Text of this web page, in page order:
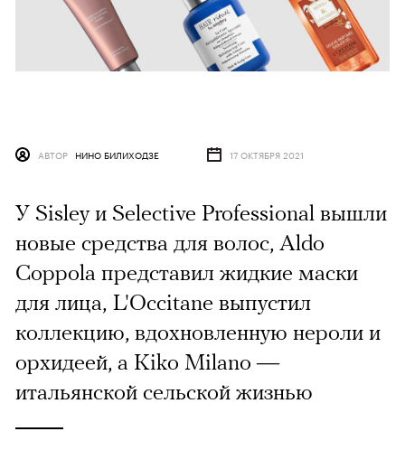
АВТОР НИНО БИЛИХОДЗЕ 17 ОКТЯБРЯ 2021
У Sisley и Selective Professional вышли
новые средства для волос, Aldo
Coppola представил жидкие маски
для лица, L'Occitane выпустил
коллекцию, вдохновленную нероли и
орхидеей, а Kiko Milano —
итальянской сельской жизнью